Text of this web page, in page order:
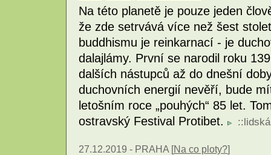
Na této planetě je pouze jeden
že zde setrvává více než šest
buddhismu je reinkarnací - je
dalajlámy. První se narodil roku
dalších nástupců až do dnešní
duchovních energií nevěří, bude
letošním roce „pouhých“ 85 let.
ostravský Festival Protibet.
::
27.12.2019 - PRAHA [Na co ploty?]